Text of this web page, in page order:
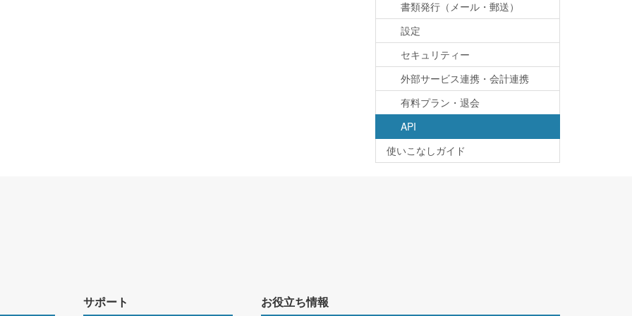
書類発行（メール・郵送）
設定
セキュリティー
外部サービス連携・会計連携
有料プラン・退会
API
使いこなしガイド
サポート お役立ち情報